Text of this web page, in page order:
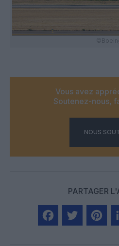
Vous avez
Soutenez-nous,
NOUS
PARTAGER